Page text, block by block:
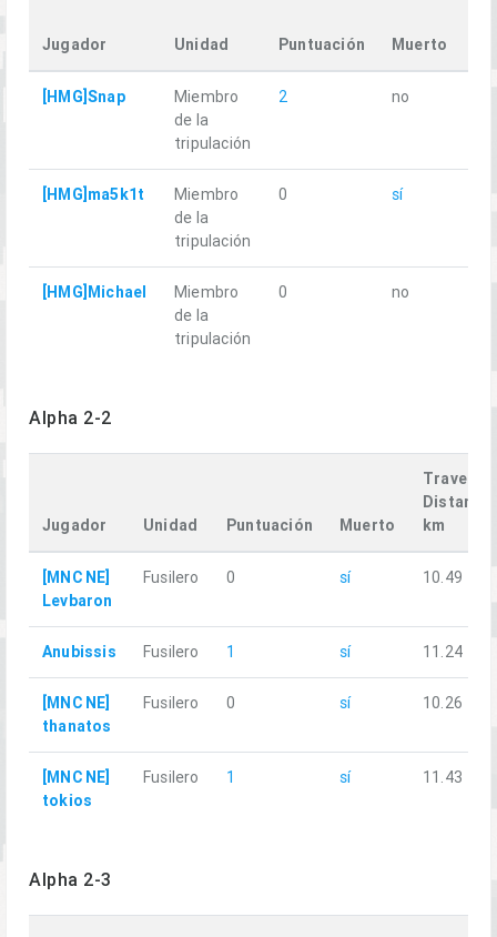
Jugador Unidad Puntuación Muerto
[HMG]Snap
Miembro
de la
tripulación
2 no
[HMG]ma5k1t
Miembro
de la
tripulación
0 sí
[HMG]Michael
Miembro
de la
tripulación
0 no
Alpha 2-2
Jugador Unidad Puntuación Muerto
Travelled
Distance,
km
[MNC NE]
Levbaron
Fusilero 0 sí 10.49
Anubissis Fusilero 1 sí 11.24
[MNC NE]
thanatos
Fusilero 0 sí 10.26
[MNC NE]
tokios
Fusilero 1 sí 11.43
Alpha 2-3